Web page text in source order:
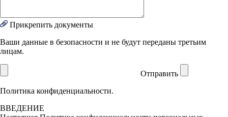
Прикрепить документы
Ваши данные в безопасности и не будут переданы третьим
лицам.
Отправить
Политика конфиденциальности.
ВВЕДЕНИЕ